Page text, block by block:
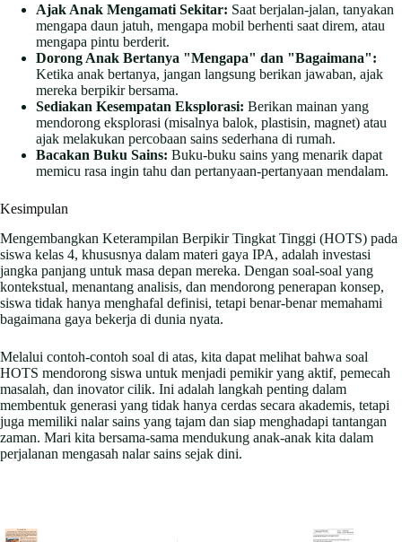
Ajak Anak Mengamati Sekitar: Saat berjalan-jalan, tanyakan
mengapa daun jatuh, mengapa mobil berhenti saat direm, atau
mengapa pintu berderit.
Dorong Anak Bertanya "Mengapa" dan "Bagaimana":
Ketika anak bertanya, jangan langsung berikan jawaban, ajak
mereka berpikir bersama.
Sediakan Kesempatan Eksplorasi: Berikan mainan yang
mendorong eksplorasi (misalnya balok, plastisin, magnet) atau
ajak melakukan percobaan sains sederhana di rumah.
Bacakan Buku Sains: Buku-buku sains yang menarik dapat
memicu rasa ingin tahu dan pertanyaan-pertanyaan mendalam.
Kesimpulan
Mengembangkan Keterampilan Berpikir Tingkat Tinggi (HOTS) pada
siswa kelas 4, khususnya dalam materi gaya IPA, adalah investasi
jangka panjang untuk masa depan mereka. Dengan soal-soal yang
kontekstual, menantang analisis, dan mendorong penerapan konsep,
siswa tidak hanya menghafal definisi, tetapi benar-benar memahami
bagaimana gaya bekerja di dunia nyata.
Melalui contoh-contoh soal di atas, kita dapat melihat bahwa soal
HOTS mendorong siswa untuk menjadi pemikir yang aktif, pemecah
masalah, dan inovator cilik. Ini adalah langkah penting dalam
membentuk generasi yang tidak hanya cerdas secara akademis, tetapi
juga memiliki nalar sains yang tajam dan siap menghadapi tantangan
zaman. Mari kita bersama-sama mendukung anak-anak kita dalam
perjalanan mengasah nalar sains sejak dini.